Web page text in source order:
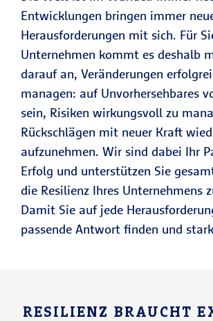
Entwicklungen bringen immer
Herausforderungen mit sich. Für
Unternehmen kommt es deshalb
darauf an, Veränderungen
managen: auf Unvorhersehbares
sein, Risiken wirkungsvoll zu
Rückschlägen mit neuer Kraft
aufzunehmen. Wir sind dabei Ihr
Erfolg und unterstützen Sie
die Resilienz Ihres Unternehmens
Damit Sie auf jede
passende Antwort finden und
RESILIENZ BRAUCHT